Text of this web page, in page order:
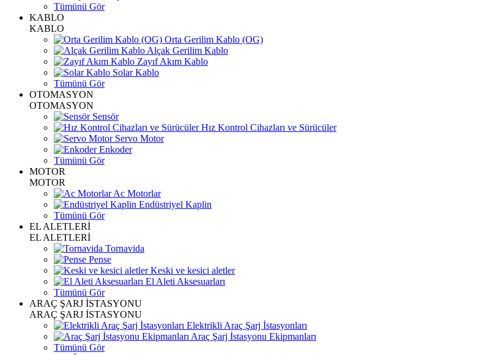
Tümünü Gör
KABLO
KABLO
Orta Gerilim Kablo (OG)
Alçak Gerilim Kablo
Zayıf Akım Kablo
Solar Kablo
Tümünü Gör
OTOMASYON
OTOMASYON
Sensör
Hız Kontrol Cihazları ve Sürücüler
Servo Motor
Enkoder
Tümünü Gör
MOTOR
MOTOR
Ac Motorlar
Endüstriyel Kaplin
Tümünü Gör
EL ALETLERİ
EL ALETLERİ
Tornavida
Pense
Keski ve kesici aletler
El Aleti Aksesuarları
Tümünü Gör
ARAÇ ŞARJ İSTASYONU
ARAÇ ŞARJ İSTASYONU
Elektrikli Araç Şarj İstasyonları
Araç Şarj İstasyonu Ekipmanları
Tümünü Gör